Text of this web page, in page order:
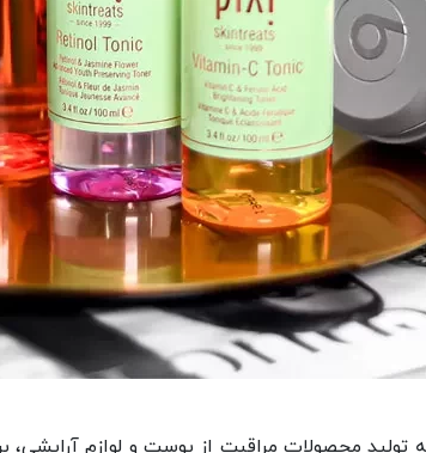
تولید محصولات مراقبت از پوست و لوازم